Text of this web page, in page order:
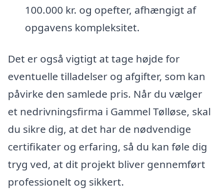
100.000 kr. og opefter, afhængigt af
opgavens kompleksitet.
Det er også vigtigt at tage højde for
eventuelle tilladelser og afgifter, som kan
påvirke den samlede pris. Når du vælger
et nedrivningsfirma i Gammel Tølløse, skal
du sikre dig, at det har de nødvendige
certifikater og erfaring, så du kan føle dig
tryg ved, at dit projekt bliver gennemført
professionelt og sikkert.